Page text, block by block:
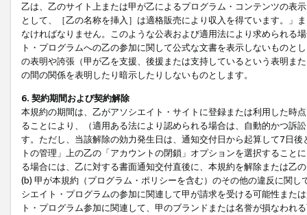
乙は、乙のサイト上または甲が乙によるプログラム・コンテンツの表
として、［乙の名称を挿入］は適格販売により収入を得ています。」
なければなりません。このような公表および適用法により求められる
ト・プログラムへの乙の参加に関して公式な文書を表示しないもの
の表明や誇張（甲が乙を支援、後援または支持しているという表明ま
の間の関係を表明したり暗示したりしないものとします。
6. 契約期間および契約解除
本規約の期間は、乙がアソシエイト・サイトに登録または利用した時
ることにより、（適用ある法により認められる場合は、自動的かつ訴
す。ただし、当該解除の効力発生日は、通知交付日から起算して7日
トの管理」上の乙の「アカウントの閉鎖」オプションを選択するこ
る場合には、乙に対する書面通知交付直後に、本規約を解除または乙
(b) 甲が本規約（プログラム・ポリシーを含む）のその他の違反に関
シエイト・プログラムの参加に関連して甲が請求を受ける可能性また
ト・プログラム参加に関連して、甲のブランドまたは名誉が損なわれ